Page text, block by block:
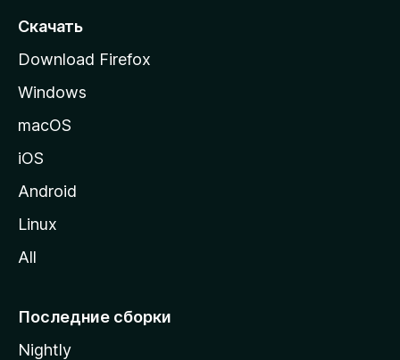
т
а
н
у
M
i
l
Скачать
Download Firefox
Windows
macOS
iOS
Android
Linux
All
Последние сборки
Nightly